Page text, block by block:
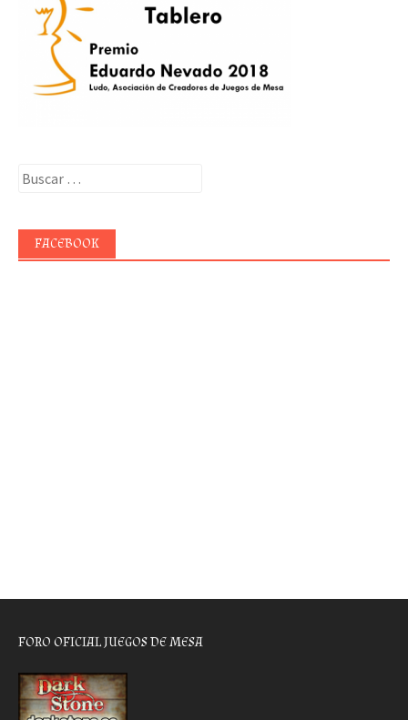
Buscar:
FACEBOOK
FORO OFICIAL JUEGOS DE MESA